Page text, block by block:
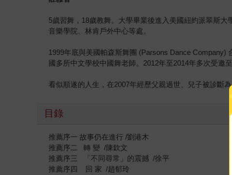
5歲習舞，18歲教舞。大學畢業後進入美國紐約派翠斯
音樂學院、林肯戶外中心等處。
1999年底與美國帕森斯舞團 (Parsons Dance
國多所中文學校中國舞老師。2012年至2014年多次受邀
看似順遂的人生，在2007年經歷父親過世、兒子被診斷
目錄
推薦序一 故事仍在進行 /劉港木
推薦序二 轉 變 /陳欽文
推薦序三 「不同尋常」的震撼 /徐平
推薦序四 回 家 /趙郁玲